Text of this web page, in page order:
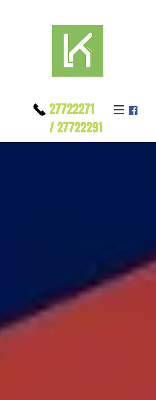
27722271
/27722291